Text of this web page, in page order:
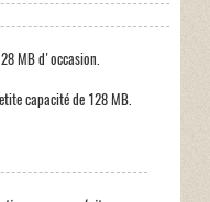
MB d'occasion.
capacité de 128 MB.